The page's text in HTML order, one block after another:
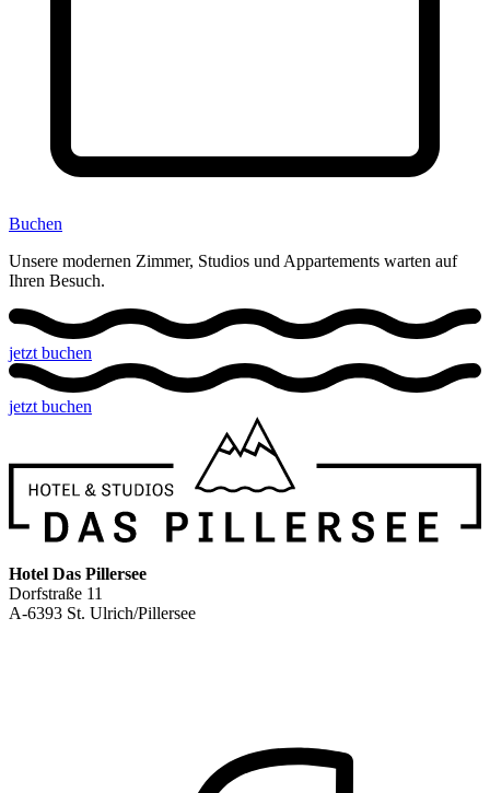
Buchen
Unsere modernen Zimmer, Studios und Appartements warten auf
Ihren Besuch.
jetzt buchen
jetzt buchen
Hotel Das Pillersee
Dorfstraße 11
A-6393 St. Ulrich/Pillersee